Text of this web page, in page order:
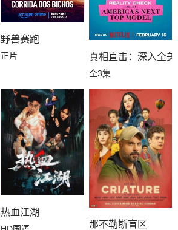
野兽赛跑
正片 真相直击：深入全
全3集
热血江湖
那不勒斯盲区